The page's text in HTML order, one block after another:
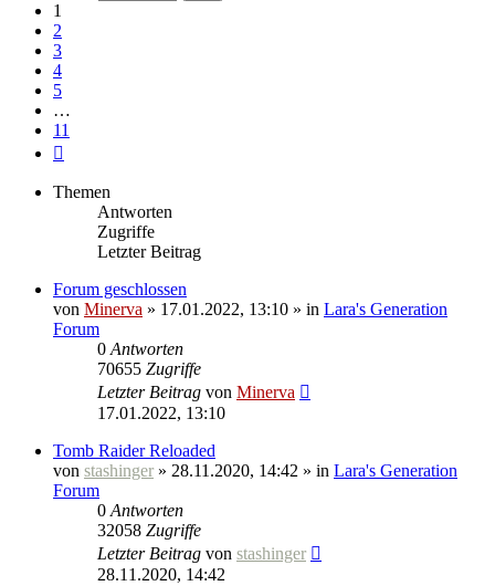
1
2
3
4
5
…
11
Themen
Antworten
Zugriffe
Letzter Beitrag
Forum geschlossen
von Minerva » 17.01.2022, 13:10 » in Lara's Generation
Forum
0 Antworten
70655 Zugriffe
Letzter Beitrag von Minerva
17.01.2022, 13:10
Tomb Raider Reloaded
von stashinger » 28.11.2020, 14:42 » in Lara's Generation
Forum
0 Antworten
32058 Zugriffe
Letzter Beitrag von stashinger
28.11.2020, 14:42